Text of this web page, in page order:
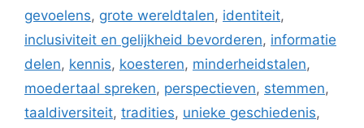
gevoelens, grote wereldtalen, identiteit,
inclusiviteit en gelijkheid bevorderen, informatie
delen, kennis, koesteren, minderheidstalen,
moedertaal spreken, perspectieven, stemmen,
taaldiversiteit, tradities, unieke geschiedenis,